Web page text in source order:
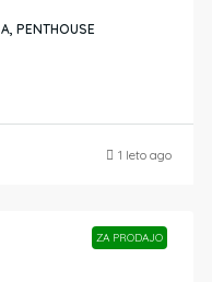
PENTHOUSE
1 leto ago
ZA PRODAJO